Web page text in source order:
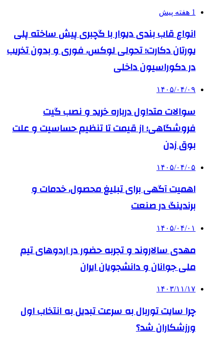
1 هفته پیش
انواع قاب بندی دیوار با گچبری پیش ساخته پلی
یورتان دکارت؛ تحولی لوکس، فوری و بدون تخریب
در دکوراسیون داخلی
۱۴۰۵/۰۴/۰۹
سوالات متداول درباره خرید و نصب گیت
فروشگاهی؛ از قیمت تا تنظیم حساسیت و علت
بوق زدن
۱۴۰۵/۰۴/۰۵
اهمیت آگهی برای تبلیغ محصول، خدمات و
برندینگ در صنعت
۱۴۰۵/۰۴/۰۱
مهدی سالاروند و تجربه حضور در اردوهای تیم
ملی جوانان و دانشجویان ایران
۱۴۰۳/۱۱/۱۷
چرا سایت توربال به ‌سرعت تبدیل به انتخاب اول
ورزشکاران شد؟